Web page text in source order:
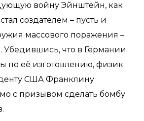
войну Эйнштейн, как
создателем – пусть и
массового поражения –
Убедившись, что в Германии
по её изготовлению, физик
США Франклину
с призывом сделать бомбу